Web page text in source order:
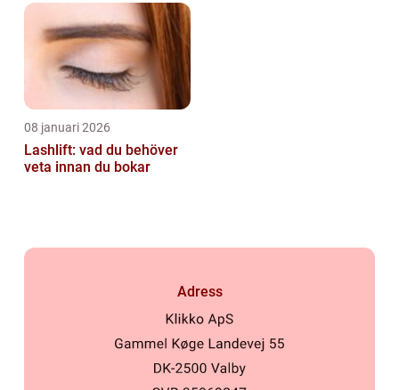
08 januari 2026
Lashlift: vad du behöver
veta innan du bokar
Adress